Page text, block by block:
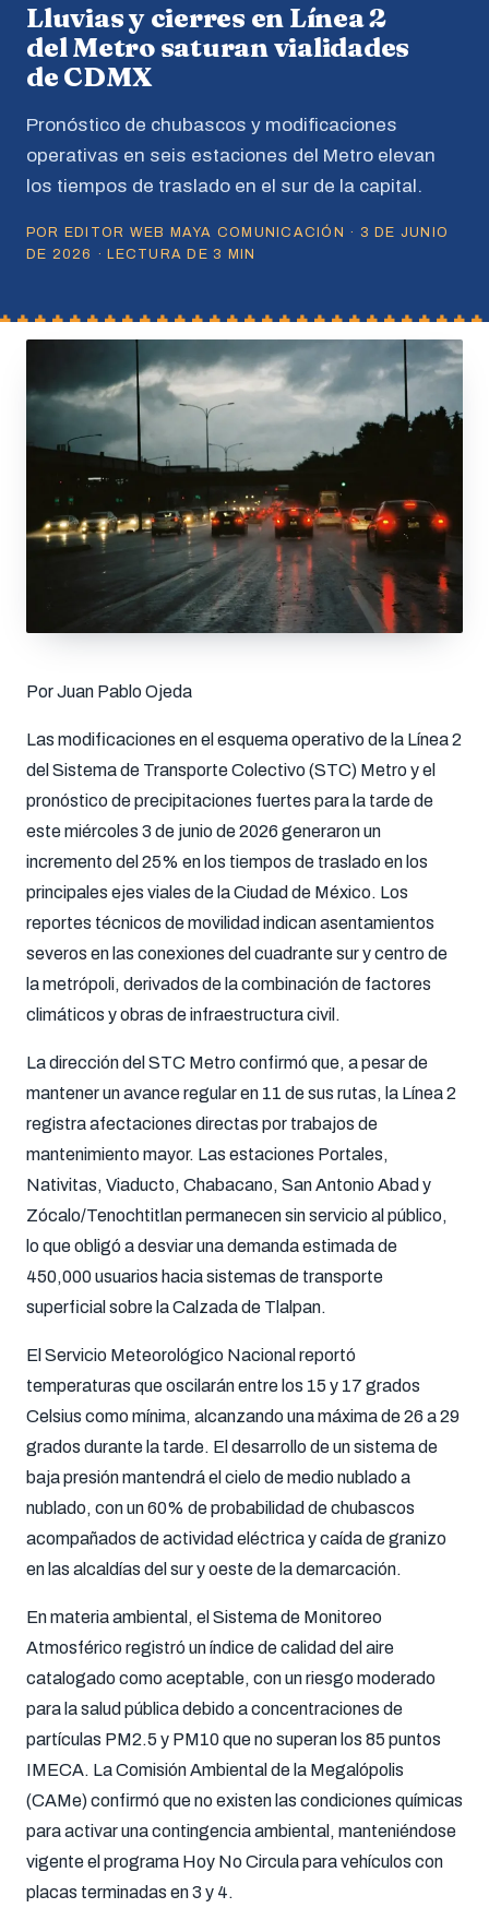
Lluvias y cierres en Línea 2
del Metro saturan vialidades
de CDMX
Pronóstico de chubascos y modificaciones
operativas en seis estaciones del Metro elevan
los tiempos de traslado en el sur de la capital.
POR EDITOR WEB MAYA COMUNICACIÓN · 3 DE JUNIO
DE 2026 · LECTURA DE 3 MIN
Por Juan Pablo Ojeda
Las modificaciones en el esquema operativo de la Línea 2
del Sistema de Transporte Colectivo (STC) Metro y el
pronóstico de precipitaciones fuertes para la tarde de
este miércoles 3 de junio de 2026 generaron un
incremento del 25% en los tiempos de traslado en los
principales ejes viales de la Ciudad de México. Los
reportes técnicos de movilidad indican asentamientos
severos en las conexiones del cuadrante sur y centro de
la metrópoli, derivados de la combinación de factores
climáticos y obras de infraestructura civil.
La dirección del STC Metro confirmó que, a pesar de
mantener un avance regular en 11 de sus rutas, la Línea 2
registra afectaciones directas por trabajos de
mantenimiento mayor. Las estaciones Portales,
Nativitas, Viaducto, Chabacano, San Antonio Abad y
Zócalo/Tenochtitlan permanecen sin servicio al público,
lo que obligó a desviar una demanda estimada de
450,000 usuarios hacia sistemas de transporte
superficial sobre la Calzada de Tlalpan.
El Servicio Meteorológico Nacional reportó
temperaturas que oscilarán entre los 15 y 17 grados
Celsius como mínima, alcanzando una máxima de 26 a 29
grados durante la tarde. El desarrollo de un sistema de
baja presión mantendrá el cielo de medio nublado a
nublado, con un 60% de probabilidad de chubascos
acompañados de actividad eléctrica y caída de granizo
en las alcaldías del sur y oeste de la demarcación.
En materia ambiental, el Sistema de Monitoreo
Atmosférico registró un índice de calidad del aire
catalogado como aceptable, con un riesgo moderado
para la salud pública debido a concentraciones de
partículas PM2.5 y PM10 que no superan los 85 puntos
IMECA. La Comisión Ambiental de la Megalópolis
(CAMe) confirmó que no existen las condiciones químicas
para activar una contingencia ambiental, manteniéndose
vigente el programa Hoy No Circula para vehículos con
placas terminadas en 3 y 4.